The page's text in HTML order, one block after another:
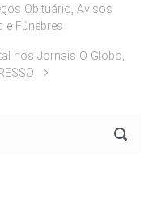
Obituário, Avisos
e Fúnebres
nos Jornais O Globo,